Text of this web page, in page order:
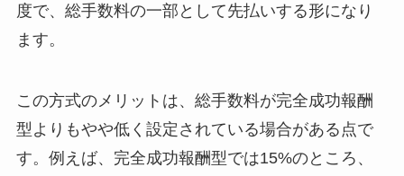
度で、総手数料の一部として先払いする形になり
ます。
この方式のメリットは、総手数料が完全成功報酬
型よりもやや低く設定されている場合がある点で
す。例えば、完全成功報酬型では15%のところ、